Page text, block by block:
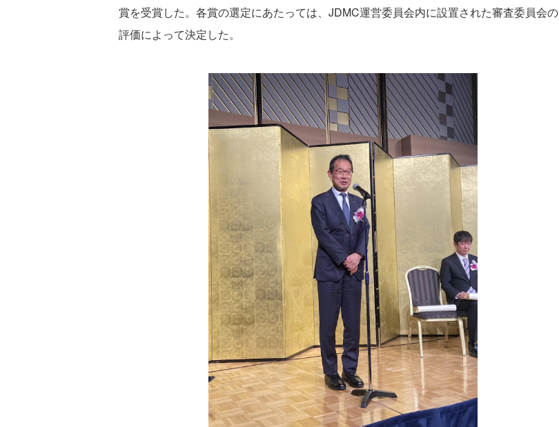
賞を受賞した。各賞の選定にあたっては、JDMC運営委員会内に設置された審査委員会の
評価によって決定した。